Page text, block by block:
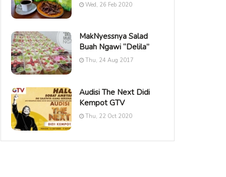
Wed, 26 Feb 2020
MakNyessnya Salad
Buah Ngawi “Delila”
Thu, 24 Aug 2017
Audisi The Next Didi
Kempot GTV
Thu, 22 Oct 2020